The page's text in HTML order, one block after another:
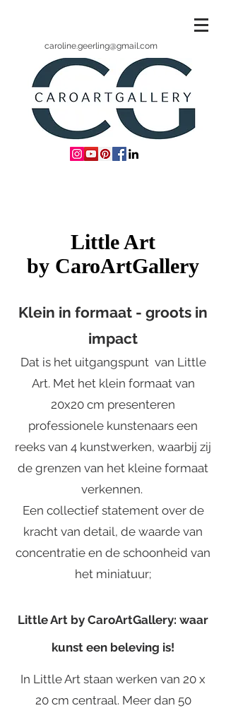
caroline.geerling@gmail.com
Little Art
by CaroArtGallery
Klein in formaat - groots in
impact
Dat is het uitgangspunt van Little
Art. Met het klein formaat van
20x20 cm presenteren
professionele kunstenaars een
reeks van 4 kunstwerken, waarbij zij
de grenzen van het kleine formaat
verkennen.
Een collectief statement over de
kracht van detail, de waarde van
concentratie en de schoonheid van
het miniatuur;
Little Art by CaroArtGallery: waar
kunst een beleving is!
In Little Art staan werken van 20 x
20 cm centraal. Meer dan 50